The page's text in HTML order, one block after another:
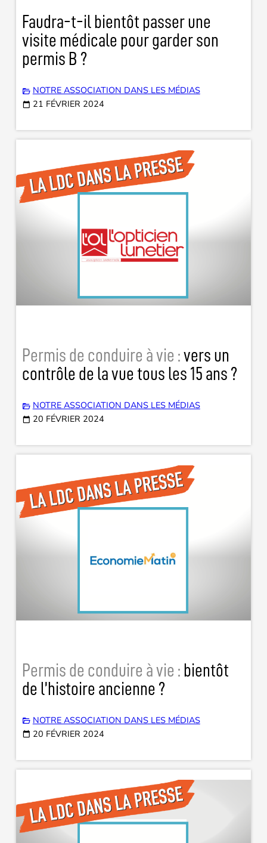
Faudra-t-il bientôt passer une
visite médicale pour garder son
permis B ?
NOTRE ASSOCIATION DANS LES MÉDIAS
21 FÉVRIER 2024
Permis de conduire à vie :vers un
contrôle de la vue tous les 15 ans ?
NOTRE ASSOCIATION DANS LES MÉDIAS
20 FÉVRIER 2024
Permis de conduire à vie : bientôt
de l’histoire ancienne ?
NOTRE ASSOCIATION DANS LES MÉDIAS
20 FÉVRIER 2024